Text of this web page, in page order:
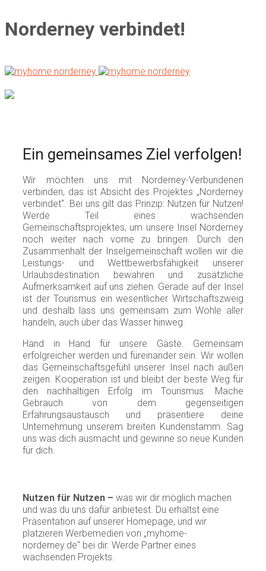
Norderney verbindet!
Ein gemeinsames Ziel verfolgen!
Wir möchten uns mit Norderney-Verbundenen
verbinden, das ist Absicht des Projektes „Norderney
verbindet“. Bei uns gilt das Prinzip: Nutzen für Nutzen!
Werde Teil eines wachsenden
Gemeinschaftsprojektes, um unsere Insel Norderney
noch weiter nach vorne zu bringen. Durch den
Zusammenhalt der Inselgemeinschaft wollen wir die
Leistungs- und Wettbewerbsfähigkeit unserer
Urlaubsdestination bewahren und zusätzliche
Aufmerksamkeit auf uns ziehen. Gerade auf der Insel
ist der Tourismus ein wesentlicher Wirtschaftszweig
und deshalb lass uns gemeinsam zum Wohle aller
handeln, auch über das Wasser hinweg.
Hand in Hand für unsere Gäste. Gemeinsam
erfolgreicher werden und füreinander sein. Wir wollen
das Gemeinschaftsgefühl unserer Insel nach außen
zeigen. Kooperation ist und bleibt der beste Weg für
den nachhaltigen Erfolg im Tourismus. Mache
Gebrauch von dem gegenseitigen
Erfahrungsaustausch und präsentiere deine
Unternehmung unserem breiten Kundenstamm. Sag
uns was dich ausmacht und gewinne so neue Kunden
für dich.
Nutzen für Nutzen – was wir dir möglich machen
und was du uns dafür anbietest. Du erhältst eine
Präsentation auf unserer Homepage, und wir
platzieren Werbemedien von „myhome-
norderney.de“ bei dir. Werde Partner eines
wachsenden Projekts.